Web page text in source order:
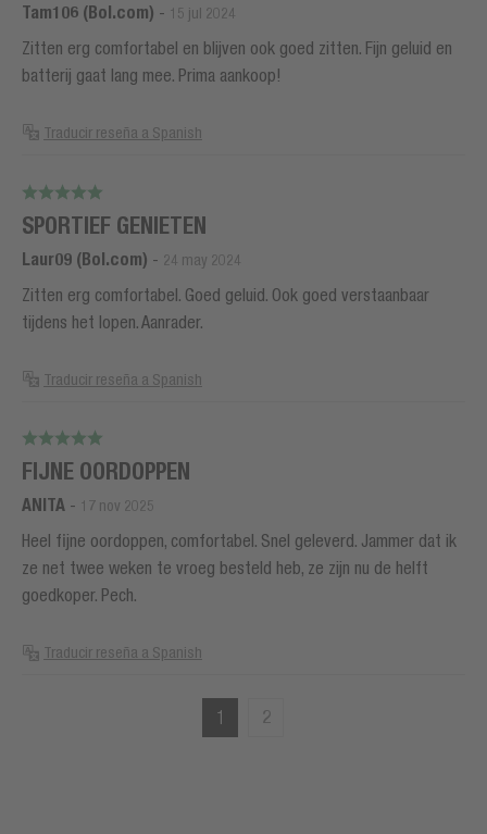
Tam106 (Bol.com) - 15 jul 2024
Zitten erg comfortabel en blijven ook goed zitten. Fijn geluid en
batterij gaat lang mee. Prima aankoop!
Traducir reseña a Spanish
SPORTIEF GENIETEN
Laur09 (Bol.com) - 24 may 2024
Zitten erg comfortabel. Goed geluid. Ook goed verstaanbaar
tijdens het lopen. Aanrader.
Traducir reseña a Spanish
FIJNE OORDOPPEN
ANITA - 17 nov 2025
Heel fijne oordoppen, comfortabel. Snel geleverd. Jammer dat ik
ze net twee weken te vroeg besteld heb, ze zijn nu de helft
goedkoper. Pech.
Traducir reseña a Spanish
1 2